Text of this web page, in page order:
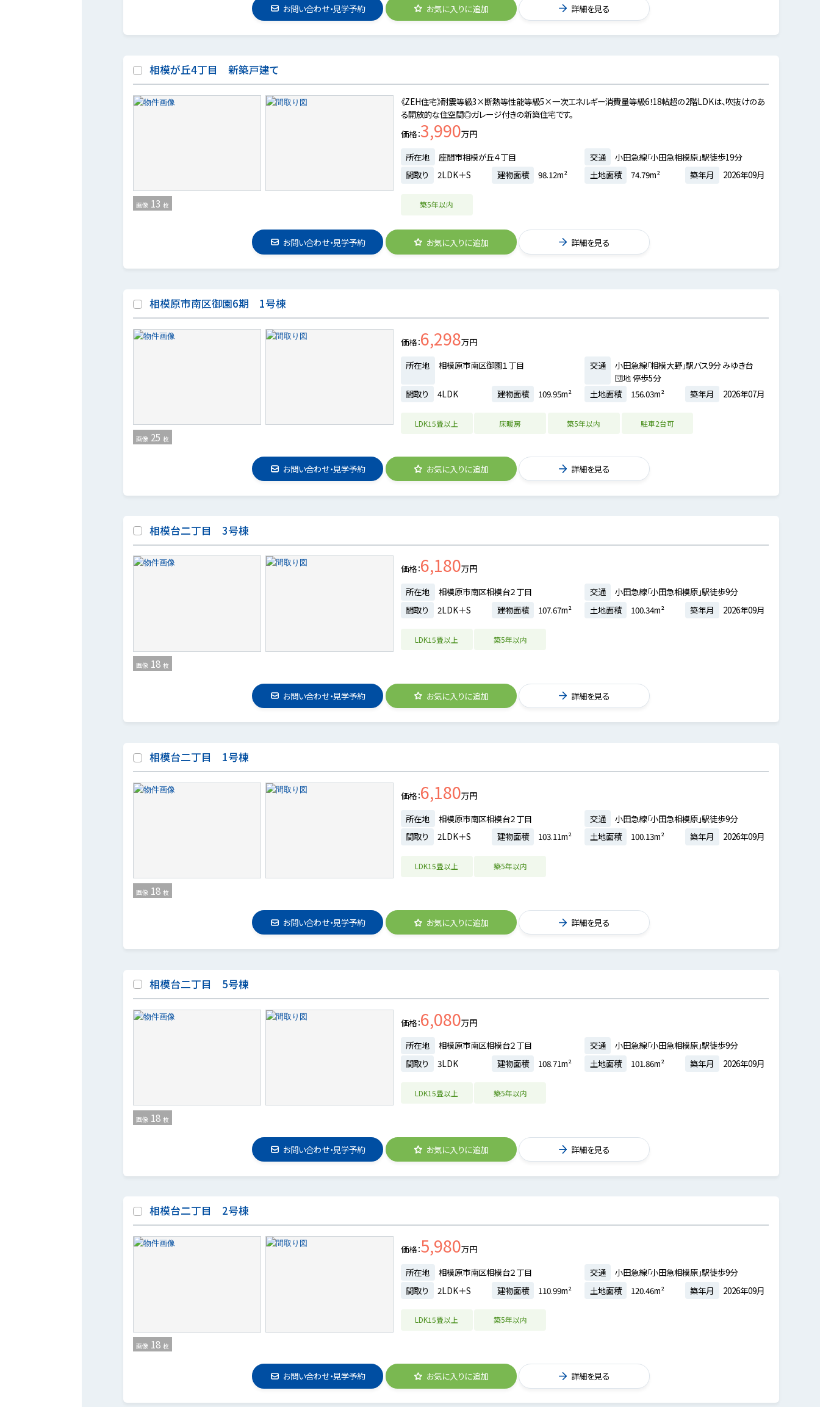
お問い合わせ・見学予約 お気に入りに追加 詳細を見る
相模が丘4丁目 新築戸建て
画像 13 枚
《ZEH住宅》耐震等級3×断熱等性能等級5×一次エネルギー消費量等級6！18帖超の2階LDKは、吹抜けのあ
る開放的な住空間◎ガレージ付きの新築住宅です。
価格 3,990万円
所在地
座間市相模が丘４丁目 交通
小田急線「小田急相模原」駅徒歩19分
間取り
2LDK＋S 建物面積 98.12m² 土地面積 74.79m² 築年月 2026年09月
築5年以内
お問い合わせ・見学予約 お気に入りに追加 詳細を見る
相模原市南区御園6期 1号棟
画像 25 枚
価格 6,298万円
所在地
相模原市南区御園１丁目 交通
小田急線「相模大野」駅バス9分 みゆき台
団地 停歩5分
間取り
4LDK 建物面積 109.95m² 土地面積 156.03m² 築年月 2026年07月
LDK15畳以上 床暖房 築5年以内 駐車2台可
お問い合わせ・見学予約 お気に入りに追加 詳細を見る
相模台二丁目 3号棟
画像 18 枚
価格 6,180万円
所在地
相模原市南区相模台２丁目 交通
小田急線「小田急相模原」駅徒歩9分
間取り
2LDK＋S 建物面積 107.67m² 土地面積 100.34m² 築年月 2026年09月
LDK15畳以上 築5年以内
お問い合わせ・見学予約 お気に入りに追加 詳細を見る
相模台二丁目 1号棟
画像 18 枚
価格 6,180万円
所在地
相模原市南区相模台２丁目 交通
小田急線「小田急相模原」駅徒歩9分
間取り
2LDK＋S 建物面積 103.11m² 土地面積 100.13m² 築年月 2026年09月
LDK15畳以上 築5年以内
お問い合わせ・見学予約 お気に入りに追加 詳細を見る
相模台二丁目 5号棟
画像 18 枚
価格 6,080万円
所在地
相模原市南区相模台２丁目 交通
小田急線「小田急相模原」駅徒歩9分
間取り
3LDK 建物面積 108.71m² 土地面積 101.86m² 築年月 2026年09月
LDK15畳以上 築5年以内
お問い合わせ・見学予約 お気に入りに追加 詳細を見る
相模台二丁目 2号棟
画像 18 枚
価格 5,980万円
所在地
相模原市南区相模台２丁目 交通
小田急線「小田急相模原」駅徒歩9分
間取り
2LDK＋S 建物面積 110.99m² 土地面積 120.46m² 築年月 2026年09月
LDK15畳以上 築5年以内
お問い合わせ・見学予約 お気に入りに追加 詳細を見る